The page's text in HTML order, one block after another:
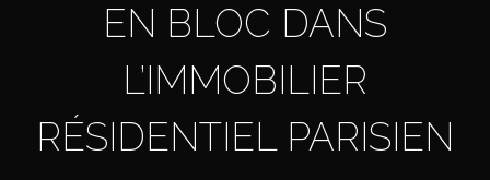
EN BLOC DANS
L’IMMOBILIER
RÉSIDENTIEL PARISIEN